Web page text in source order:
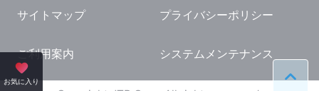
お気に入り ペー
旅行・観光情報
サイトマップ プライバシーポリシー
ご利用案内 システムメンテナンス